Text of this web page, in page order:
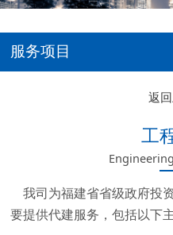
服务项目
返
工
我司为福建省省级政府投
要提供代建服务，包括以下